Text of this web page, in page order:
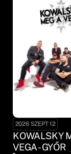
2026 SZEPT 12
KOWALSKY
VEGA - GYŐR